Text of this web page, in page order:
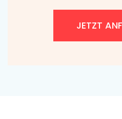
JETZT